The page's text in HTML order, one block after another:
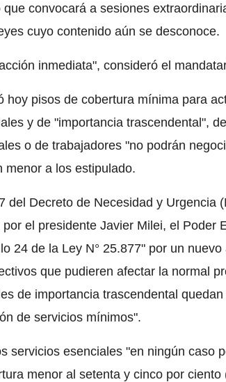
convocará a sesiones
cuyo contenido aún se desconoce.
inmediata", consideró el
hoy pisos de cobertura mínima para
y de "importancia trascendental",
o de trabajadores "no podrán
menor a los estipulado.
del Decreto de Necesidad y Urgencia
el presidente Javier Milei, el Poder
24 de la Ley N° 25.877" por un
que pudieren afectar la normal
de importancia trascendental
de servicios mínimos".
servicios esenciales "en ningún caso
menor al setenta y cinco por ciento